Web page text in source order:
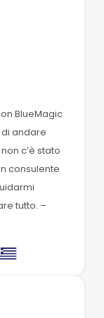
BlueMagic
andare
c’è stato
consulente
tutto. –